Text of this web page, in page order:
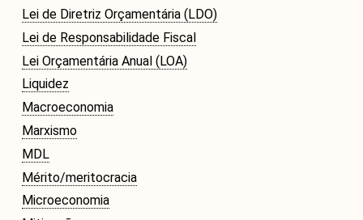
Lei de Diretriz Orçamentária (LDO)
Lei de Responsabilidade Fiscal
Lei Orçamentária Anual (LOA)
Liquidez
Macroeconomia
Marxismo
MDL
Mérito/meritocracia
Microeconomia